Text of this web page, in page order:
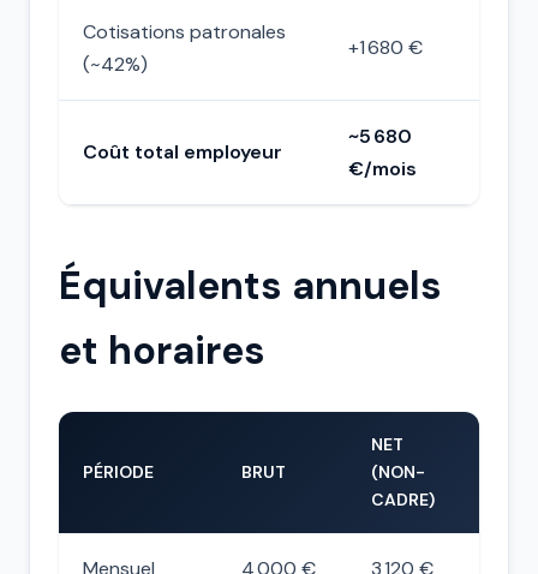
Cotisations patronales
(~42%)
+1 680 €
Coût total employeur
~5 680
€/mois
Équivalents annuels
et horaires
PÉRIODE BRUT
NET
(NON-
CADRE)
Mensuel 4 000 € 3 120 €